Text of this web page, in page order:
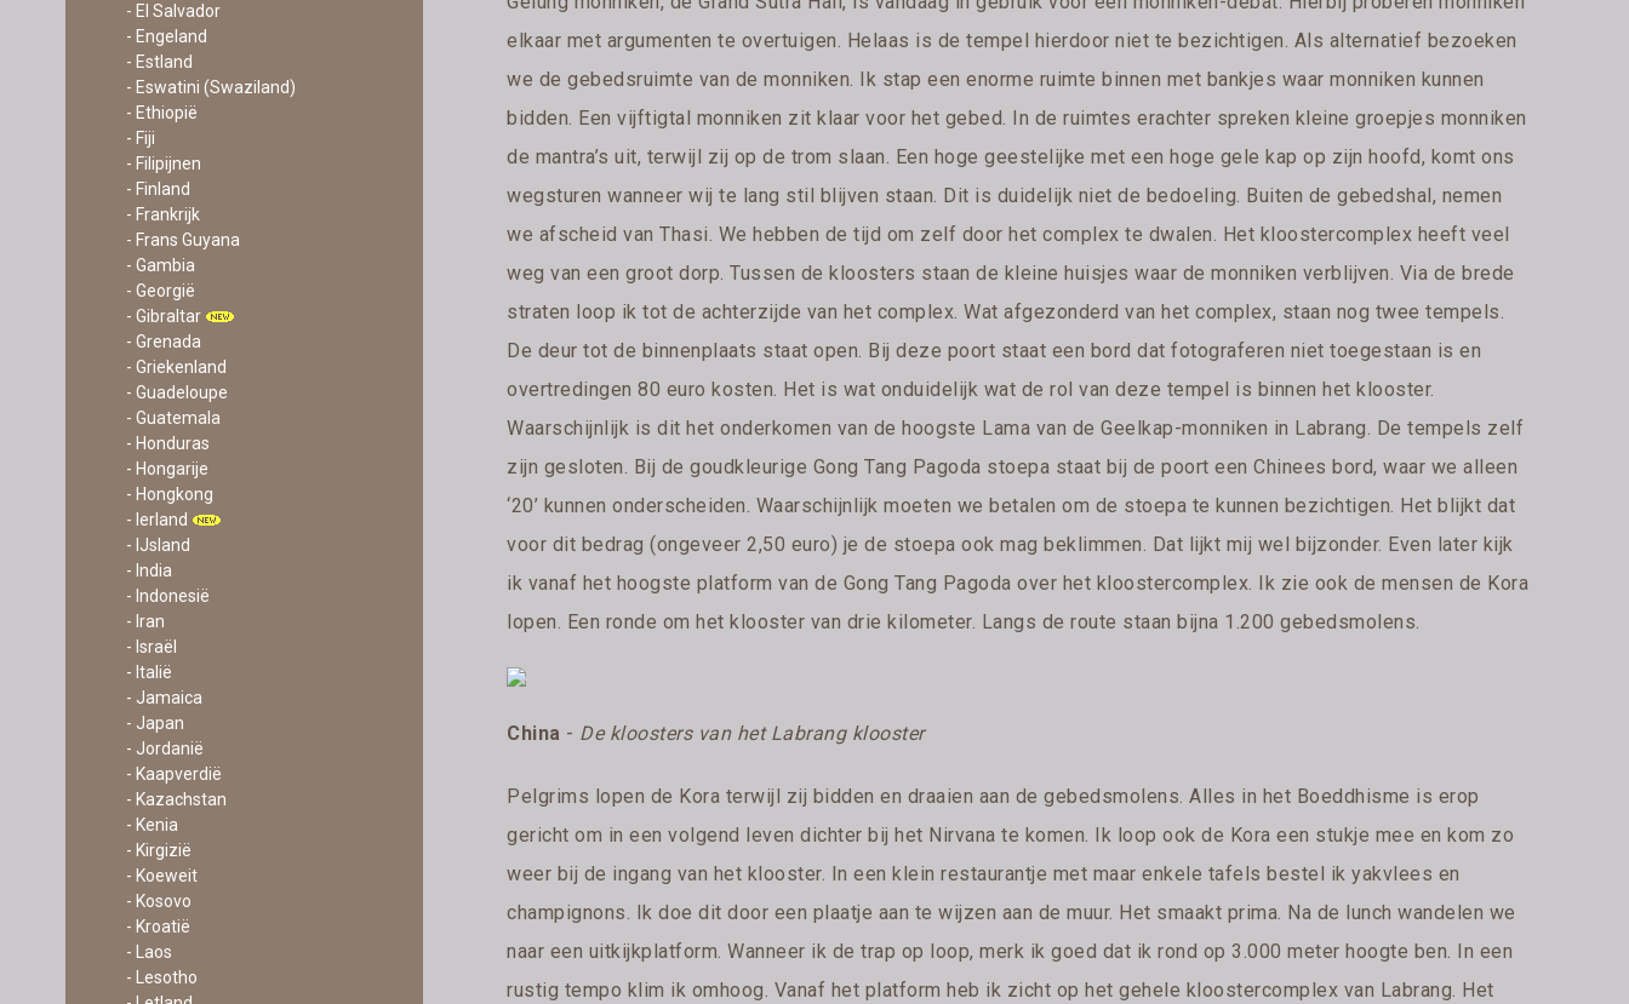
- El Salvador
- Engeland
- Estland
- Eswatini (Swaziland)
- Ethiopië
- Fiji
- Filipijnen
- Finland
- Frankrijk
- Frans Guyana
- Gambia
- Georgië
- Gibraltar
- Grenada
- Griekenland
- Guadeloupe
- Guatemala
- Honduras
- Hongarije
- Hongkong
- Ierland
- IJsland
- India
- Indonesië
- Iran
- Israël
- Italië
- Jamaica
- Japan
- Jordanië
- Kaapverdië
- Kazachstan
- Kenia
- Kirgizië
- Koeweit
- Kosovo
- Kroatië
- Laos
- Lesotho
elkaar met argumenten te overtuigen. Helaas is de tempel hierdoor niet te bezichtigen. Als alternatief bezoeken
we de gebedsruimte van de monniken. Ik stap een enorme ruimte binnen met bankjes waar monniken kunnen
bidden. Een vijftigtal monniken zit klaar voor het gebed. In de ruimtes erachter spreken kleine groepjes monniken
de mantra’s uit, terwijl zij op de trom slaan. Een hoge geestelijke met een hoge gele kap op zijn hoofd, komt ons
wegsturen wanneer wij te lang stil blijven staan. Dit is duidelijk niet de bedoeling. Buiten de gebedshal, nemen
we afscheid van Thasi. We hebben de tijd om zelf door het complex te dwalen. Het kloostercomplex heeft veel
weg van een groot dorp. Tussen de kloosters staan de kleine huisjes waar de monniken verblijven. Via de brede
straten loop ik tot de achterzijde van het complex. Wat afgezonderd van het complex, staan nog twee tempels.
De deur tot de binnenplaats staat open. Bij deze poort staat een bord dat fotograferen niet toegestaan is en
overtredingen 80 euro kosten. Het is wat onduidelijk wat de rol van deze tempel is binnen het klooster.
Waarschijnlijk is dit het onderkomen van de hoogste Lama van de Geelkap-monniken in Labrang. De tempels zelf
zijn gesloten. Bij de goudkleurige Gong Tang Pagoda stoepa staat bij de poort een Chinees bord, waar we alleen
‘20’ kunnen onderscheiden. Waarschijnlijk moeten we betalen om de stoepa te kunnen bezichtigen. Het blijkt dat
voor dit bedrag (ongeveer 2,50 euro) je de stoepa ook mag beklimmen. Dat lijkt mij wel bijzonder. Even later kijk
ik vanaf het hoogste platform van de Gong Tang Pagoda over het kloostercomplex. Ik zie ook de mensen de Kora
lopen. Een ronde om het klooster van drie kilometer. Langs de route staan bijna 1.200 gebedsmolens.
China - De kloosters van het Labrang klooster
Pelgrims lopen de Kora terwijl zij bidden en draaien aan de gebedsmolens. Alles in het Boeddhisme is erop
gericht om in een volgend leven dichter bij het Nirvana te komen. Ik loop ook de Kora een stukje mee en kom zo
weer bij de ingang van het klooster. In een klein restaurantje met maar enkele tafels bestel ik yakvlees en
champignons. Ik doe dit door een plaatje aan te wijzen aan de muur. Het smaakt prima. Na de lunch wandelen we
naar een uitkijkplatform. Wanneer ik de trap op loop, merk ik goed dat ik rond op 3.000 meter hoogte ben. In een
rustig tempo klim ik omhoog. Vanaf het platform heb ik zicht op het gehele kloostercomplex van Labrang. Het